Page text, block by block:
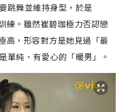
跳舞並維持身型，於是
練。雖然崔碧珈極力否認戀
高，形容對方是她見過「最
單純、有愛心的「暖男」。